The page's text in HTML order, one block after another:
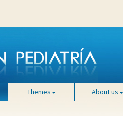
Themes About us